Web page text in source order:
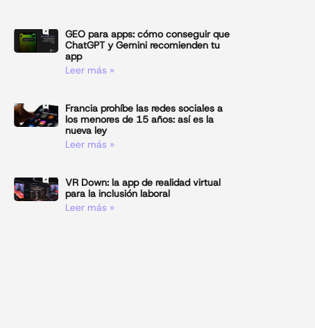
GEO para apps: cómo conseguir que
ChatGPT y Gemini recomienden tu
app
Leer más »
Francia prohíbe las redes sociales a
los menores de 15 años: así es la
nueva ley
Leer más »
VR Down: la app de realidad virtual
para la inclusión laboral
Leer más »